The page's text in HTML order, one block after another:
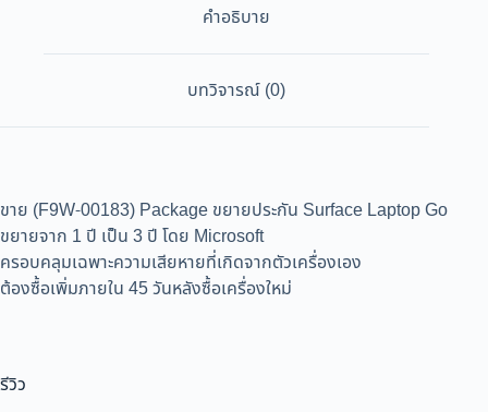
คำอธิบาย
บทวิจารณ์ (0)
ขาย (F9W-00183) Package ขยายประกัน Surface Laptop Go
ขยายจาก 1 ปี เป็น 3 ปี โดย Microsoft
ครอบคลุมเฉพาะความเสียหายที่เกิดจากตัวเครื่องเอง
ต้องซื้อเพิ่มภายใน 45 วันหลังซื้อเครื่องใหม่
รีวิว